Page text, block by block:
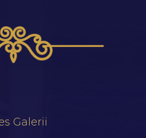
Galerii